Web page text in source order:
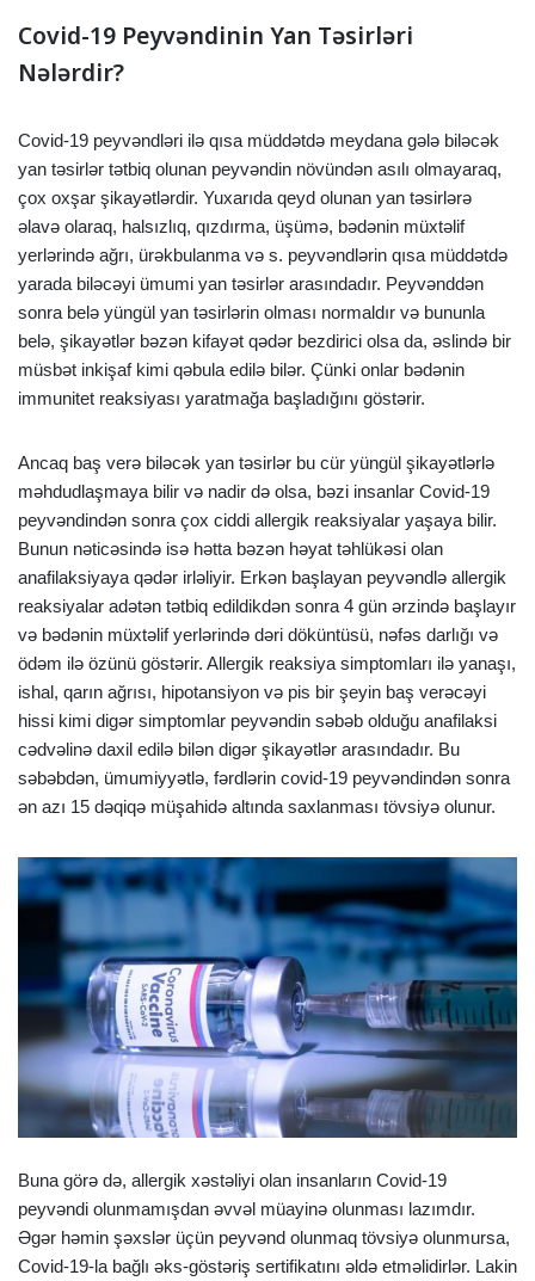
Covid-19 Peyvəndinin Yan Təsirləri
Nələrdir?
Covid-19 peyvəndləri ilə qısa müddətdə meydana gələ biləcək
yan təsirlər tətbiq olunan peyvəndin növündən asılı olmayaraq,
çox oxşar şikayətlərdir. Yuxarıda qeyd olunan yan təsirlərə
əlavə olaraq, halsızlıq, qızdırma, üşümə, bədənin müxtəlif
yerlərində ağrı, ürəkbulanma və s. peyvəndlərin qısa müddətdə
yarada biləcəyi ümumi yan təsirlər arasındadır. Peyvənddən
sonra belə yüngül yan təsirlərin olması normaldır və bununla
belə, şikayətlər bəzən kifayət qədər bezdirici olsa da, əslində bir
müsbət inkişaf kimi qəbula edilə bilər. Çünki onlar bədənin
immunitet reaksiyası yaratmağa başladığını göstərir.
Ancaq baş verə biləcək yan təsirlər bu cür yüngül şikayətlərlə
məhdudlaşmaya bilir və nadir də olsa, bəzi insanlar Covid-19
peyvəndindən sonra çox ciddi allergik reaksiyalar yaşaya bilir.
Bunun nəticəsində isə hətta bəzən həyat təhlükəsi olan
anafilaksiyaya qədər irləliyir. Erkən başlayan peyvəndlə allergik
reaksiyalar adətən tətbiq edildikdən sonra 4 gün ərzində başlayır
və bədənin müxtəlif yerlərində dəri döküntüsü, nəfəs darlığı və
ödəm ilə özünü göstərir. Allergik reaksiya simptomları ilə yanaşı,
ishal, qarın ağrısı, hipotansiyon və pis bir şeyin baş verəcəyi
hissi kimi digər simptomlar peyvəndin səbəb olduğu anafilaksi
cədvəlinə daxil edilə bilən digər şikayətlər arasındadır. Bu
səbəbdən, ümumiyyətlə, fərdlərin covid-19 peyvəndindən sonra
ən azı 15 dəqiqə müşahidə altında saxlanması tövsiyə olunur.
Buna görə də, allergik xəstəliyi olan insanların Covid-19
peyvəndi olunmamışdan əvvəl müayinə olunması lazımdır.
Əgər həmin şəxslər üçün peyvənd olunmaq tövsiyə olunmursa,
Covid-19-la bağlı əks-göstəriş sertifikatını əldə etməlidirlər. Lakin